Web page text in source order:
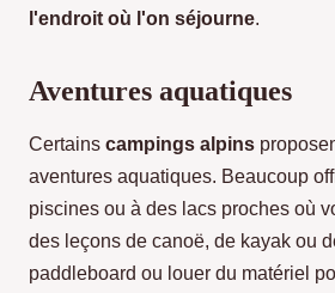
l'endroit où l'on séjourne.
Aventures aquatiques
Certains campings alpins
aventures aquatiques. Beaucoup
piscines ou à des lacs proches où
des leçons de canoë, de kayak ou
paddleboard ou louer du matériel